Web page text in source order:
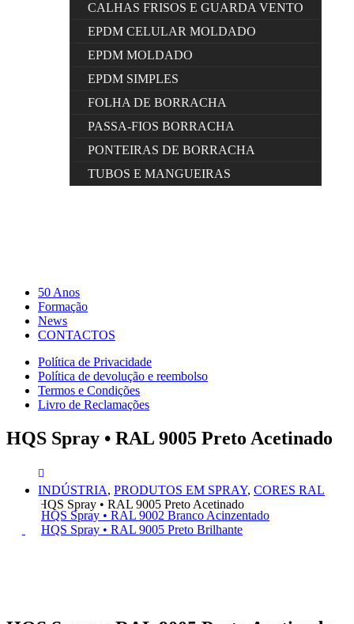
CALHAS FRISOS E GUARDA VENTO
EPDM CELULAR MOLDADO
EPDM MOLDADO
EPDM SIMPLES
FOLHA DE BORRACHA
PASSA-FIOS BORRACHA
PONTEIRAS DE BORRACHA
TUBOS E MANGUEIRAS
50 Anos
Formação
News
CONTACTOS
Política de Privacidade
Política de devolução e reembolso
Termos e Condições
Livro de Reclamações
HQS Spray • RAL 9005 Preto Acetinado
INDÚSTRIA, PRODUTOS EM SPRAY, CORES RAL
HQS Spray • RAL 9005 Preto Acetinado
HQS Spray • RAL 9002 Branco Acinzentado
HQS Spray • RAL 9005 Preto Brilhante